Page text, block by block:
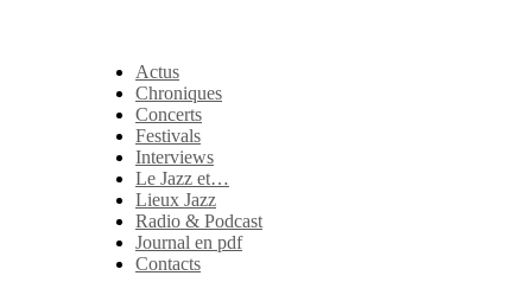
Actus
Chroniques
Concerts
Festivals
Interviews
Le Jazz et…
Lieux Jazz
Radio & Podcast
Journal en pdf
Contacts